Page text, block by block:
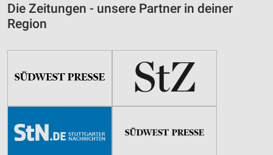
Die Zeitungen - unsere Partner in deiner
Region